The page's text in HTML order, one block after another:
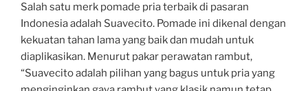
Salah satu merk pomade pria terbaik di pasaran
Indonesia adalah Suavecito. Pomade ini dikenal dengan
kekuatan tahan lama yang baik dan mudah untuk
diaplikasikan. Menurut pakar perawatan rambut,
“Suavecito adalah pilihan yang bagus untuk pria yang